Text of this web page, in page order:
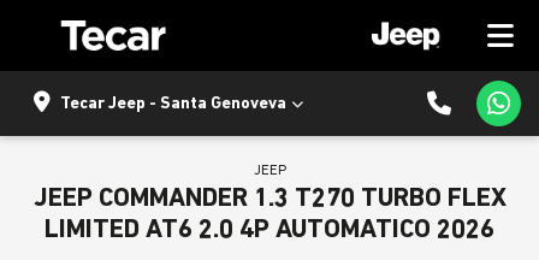
Tecar Jeep - Santa Genoveva
JEEP
JEEP COMMANDER 1.3 T270 TURBO FLEX
LIMITED AT6 2.0 4P AUTOMATICO 2026